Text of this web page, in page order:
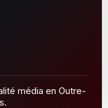
média en Outre-